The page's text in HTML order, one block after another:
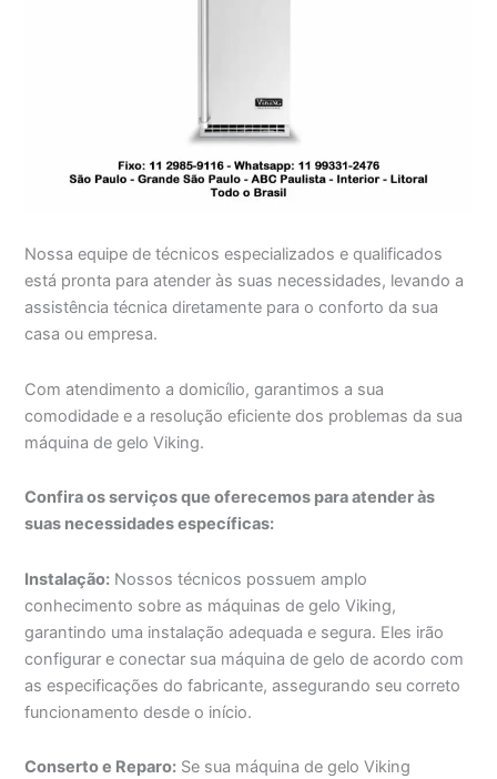
Nossa equipe de técnicos especializados e qualificados
está pronta para atender às suas necessidades, levando a
assistência técnica diretamente para o conforto da sua
casa ou empresa.
Com atendimento a domicílio, garantimos a sua
comodidade e a resolução eficiente dos problemas da sua
máquina de gelo Viking.
Confira os serviços que oferecemos para atender às
suas necessidades específicas:
Instalação: Nossos técnicos possuem amplo
conhecimento sobre as máquinas de gelo Viking,
garantindo uma instalação adequada e segura. Eles irão
configurar e conectar sua máquina de gelo de acordo com
as especificações do fabricante, assegurando seu correto
funcionamento desde o início.
Conserto e Reparo: Se sua máquina de gelo Viking